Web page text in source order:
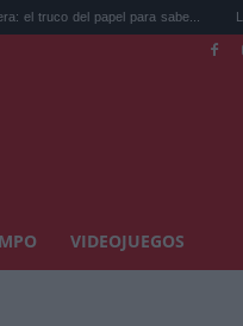
papel para sabe... Las 5
VIDEOJUEGOS